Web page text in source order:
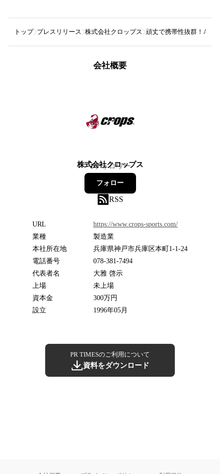
トップ プレスリリース 株式会社クロップス 頑丈で携帯性抜群！
会社概要
株式会社クロップス
1フォロワー
フォロー
RSS
URL
https://www.crops-sports.com/
業種
製造業
本社所在地
兵庫県神戸市兵庫区本町1-1-24
電話番号
078-381-7494
代表者名
大雅 啓示
上場
未上場
資本金
300万円
設立
1996年05月
PR TIMESのご利用について
資料をダウンロード